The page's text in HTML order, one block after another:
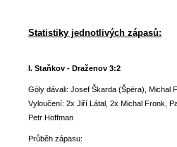
Statistiky jednotlivých zápasů:
I. Staňkov - Draženov 3:2
Góly dávali: Josef Škarda (Špéra), Michal
Vyloučení: 2x Jiří Látal, 2x Michal Fronk,
Petr Hoffman
Průběh zápasu: